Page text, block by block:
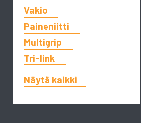
Vakio
Paineniitti
Multigrip
Tri-link
Näytä kaikki